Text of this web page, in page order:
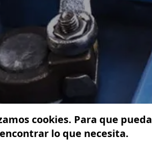
cookies. Para que pueda
encontrar lo que necesita.